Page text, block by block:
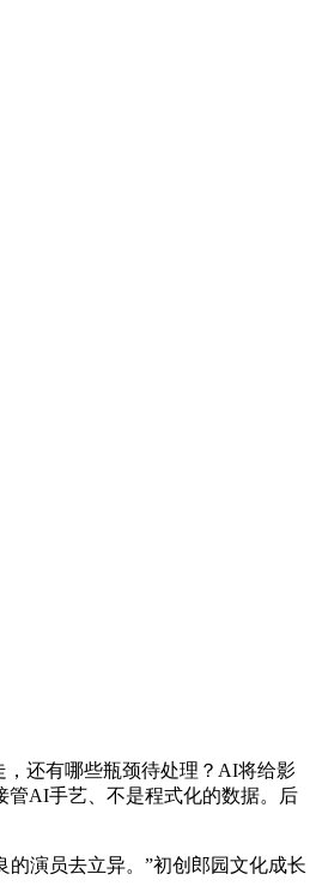
还有哪些瓶颈待处理？AI将给影
管AI手艺、不是程式化的数据。后
演员去立异。”初创郎园文化成长